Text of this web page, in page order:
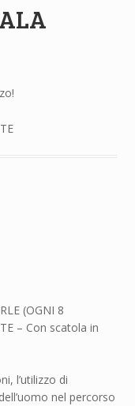
(OGNI 8
– Con scatola in
l’utilizzo di
nel percorso